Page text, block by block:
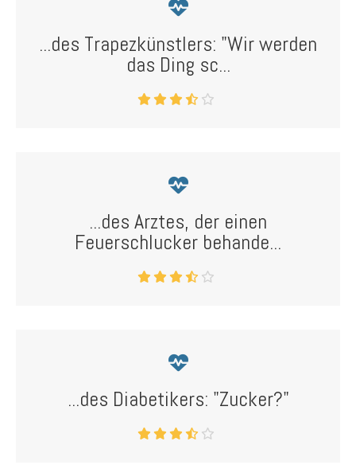
...des Trapezkünstlers: "Wir werden
das Ding sc...
...des Arztes, der einen
Feuerschlucker behande...
...des Diabetikers: "Zucker?"